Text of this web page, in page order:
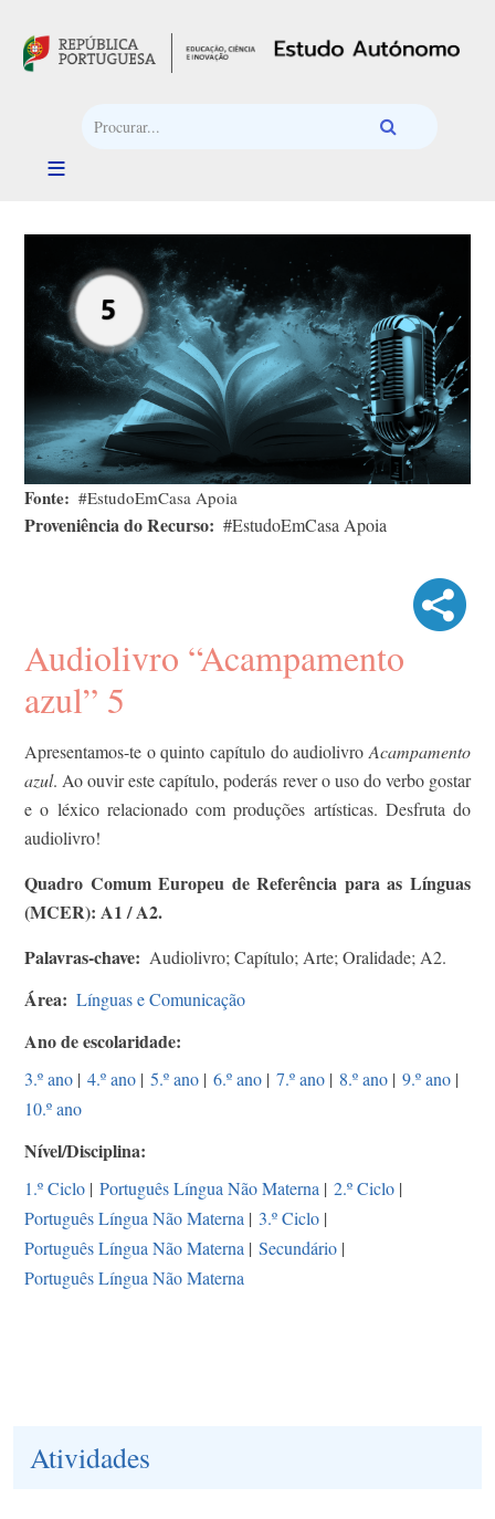
Fonte #EstudoEmCasa Apoia
Proveniência do Recurso #EstudoEmCasa Apoia
Audiolivro “Acampamento
azul” 5
Apresentamos-te o quinto capítulo do audiolivro Acampamento
azul. Ao ouvir este capítulo, poderás rever o uso do verbo gostar
e o léxico relacionado com produções artísticas. Desfruta do
audiolivro!
Quadro Comum Europeu de Referência para as Línguas
(MCER): A1 / A2.
Palavras-chave
Audiolivro; Capítulo; Arte; Oralidade; A2.
Área Línguas e Comunicação
Ano de escolaridade
3.º ano | 4.º ano | 5.º ano | 6.º ano | 7.º ano | 8.º ano | 9.º ano |
10.º ano
Nível/Disciplina
1.º Ciclo | Português Língua Não Materna | 2.º Ciclo |
Português Língua Não Materna | 3.º Ciclo |
Português Língua Não Materna | Secundário |
Português Língua Não Materna
Atividades